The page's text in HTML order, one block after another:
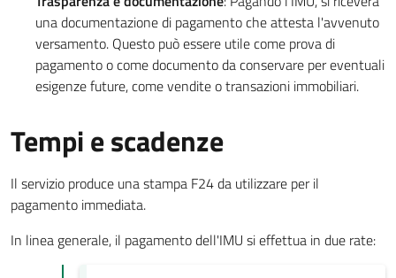
una documentazione di pagamento che attesta l'avvenuto
versamento. Questo può essere utile come prova di
pagamento o come documento da conservare per eventuali
esigenze future, come vendite o transazioni immobiliari.
Tempi e scadenze
Il servizio produce una stampa F24 da utilizzare per il
pagamento immediata.
In linea generale, il pagamento dell'IMU si effettua in due rate: